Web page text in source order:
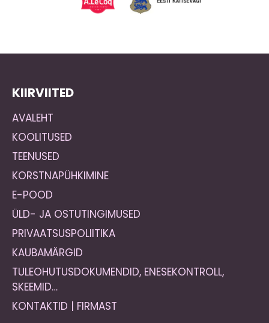
KIIRVIITED
AVALEHT
KOOLITUSED
TEENUSED
KORSTNAPÜHKIMINE
E-POOD
ÜLD- JA OSTUTINGIMUSED
PRIVAATSUSPOLIITIKA
KAUBAMÄRGID
TULEOHUTUSDOKUMENDID, ENESEKONTROLL,
SKEEMID…
KONTAKTID | FIRMAST